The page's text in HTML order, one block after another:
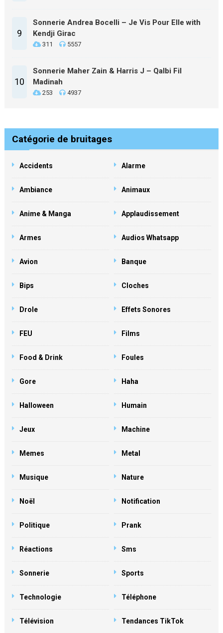
9
Sonnerie Andrea Bocelli – Je Vis Pour Elle with
Kendji Girac
311 5557
10
Sonnerie Maher Zain & Harris J – Qalbi Fil
Madinah
253 4937
Catégorie de bruitages
Accidents Alarme
Ambiance Animaux
Anime & Manga Applaudissement
Armes Audios Whatsapp
Avion Banque
Bips Cloches
Drole Effets Sonores
FEU Films
Food & Drink Foules
Gore Haha
Halloween Humain
Jeux Machine
Memes Metal
Musique Nature
Noël Notification
Politique Prank
Réactions Sms
Sonnerie Sports
Technologie Téléphone
Télévision Tendances TikTok